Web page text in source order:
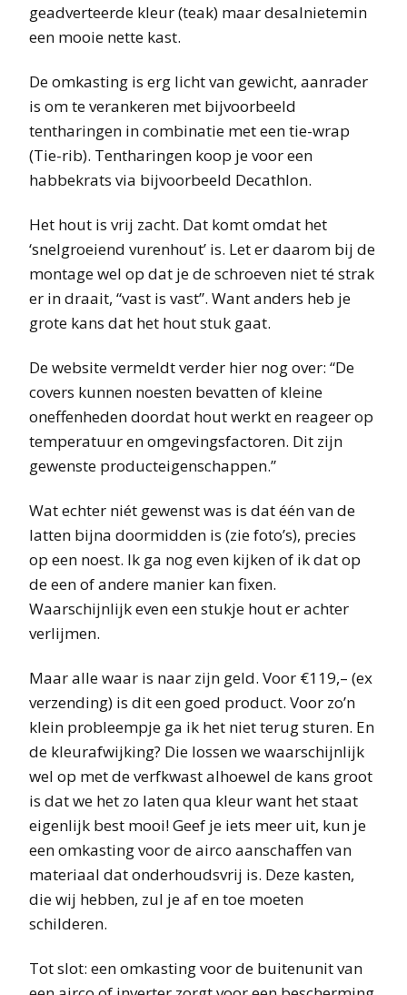
geadverteerde kleur (teak) maar desalnietemin
een mooie nette kast.
De omkasting is erg licht van gewicht, aanrader
is om te verankeren met bijvoorbeeld
tentharingen in combinatie met een tie-wrap
(Tie-rib). Tentharingen koop je voor een
habbekrats via bijvoorbeeld Decathlon.
Het hout is vrij zacht. Dat komt omdat het
‘snelgroeiend vurenhout’ is. Let er daarom bij de
montage wel op dat je de schroeven niet té strak
er in draait, “vast is vast”. Want anders heb je
grote kans dat het hout stuk gaat.
De website vermeldt verder hier nog over: “De
covers kunnen noesten bevatten of kleine
oneffenheden doordat hout werkt en reageer op
temperatuur en omgevingsfactoren. Dit zijn
gewenste producteigenschappen.”
Wat echter niét gewenst was is dat één van de
latten bijna doormidden is (zie foto’s), precies
op een noest. Ik ga nog even kijken of ik dat op
de een of andere manier kan fixen.
Waarschijnlijk even een stukje hout er achter
verlijmen.
Maar alle waar is naar zijn geld. Voor €119,– (ex
verzending) is dit een goed product. Voor zo’n
klein probleempje ga ik het niet terug sturen. En
de kleurafwijking? Die lossen we waarschijnlijk
wel op met de verfkwast alhoewel de kans groot
is dat we het zo laten qua kleur want het staat
eigenlijk best mooi! Geef je iets meer uit, kun je
een omkasting voor de airco aanschaffen van
materiaal dat onderhoudsvrij is. Deze kasten,
die wij hebben, zul je af en toe moeten
schilderen.
Tot slot: een omkasting voor de buitenunit van